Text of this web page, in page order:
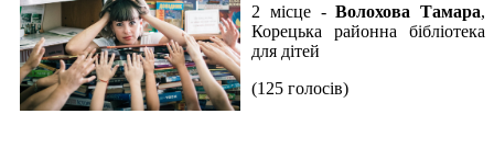
2 місце -Волохова Тамара,
Корецька районна бібліотека
для дітей
(125 голосів)